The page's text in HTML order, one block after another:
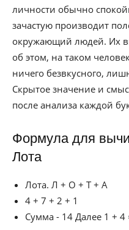
личности обычно
зачастую производит
окружающий людей. Их
об этом, на таком
ничего безвкусного,
Скрытое значение и
после анализа каждой
Формула для
Лота
Лота. Л + О + Т + А
4 + 7 + 2 + 1
Сумма - 14 Далее 1 + 4